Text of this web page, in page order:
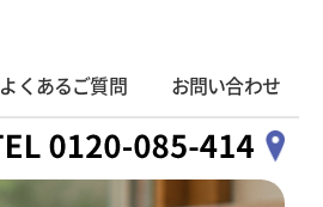
よくあるご質問 お問い合わせ